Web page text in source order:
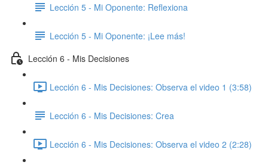
Lección 5 - Mi Oponente: Reflexiona
Lección 5 - Mi Oponente: ¡Lee más!
Lección 6 - Mis Decisiones
Lección 6 - Mis Decisiones: Observa el video 1 (3:58)
Lección 6 - Mis Decisiones: Crea
Lección 6 - Mis Decisiones: Observa el video 2 (2:28)